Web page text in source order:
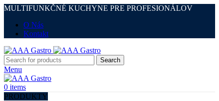
MULTIFUNKČNÉ KUCHYNE PRE PROFESIONÁLOV
O Nás
Kontakt
Search
Menu
0 items
PRODUKTY